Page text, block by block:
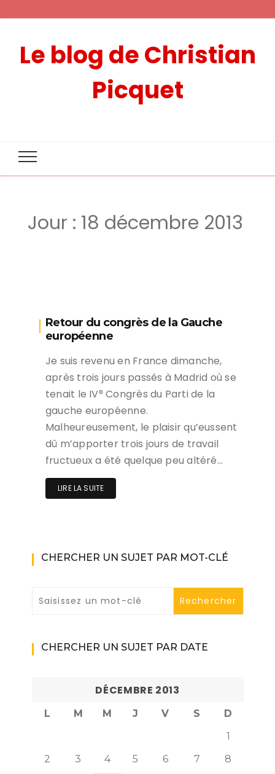
Le blog de Christian
Picquet
Jour : 18 décembre 2013
Retour du congrès de la Gauche
européenne
Je suis revenu en France dimanche,
après trois jours passés à Madrid où se
tenait le IV° Congrès du Parti de la
gauche européenne.
Malheureusement, le plaisir qu’eussent
dû m’apporter trois jours de travail
fructueux a été quelque peu altéré…
LIRE LA SUITE
CHERCHER UN SUJET PAR MOT-CLÉ
CHERCHER UN SUJET PAR DATE
DÉCEMBRE 2013
L M M J V S
D
1
2
3 4 5 6 7
8